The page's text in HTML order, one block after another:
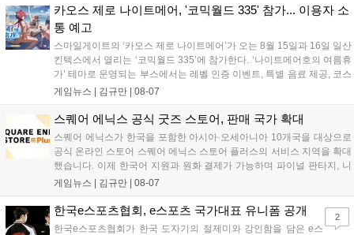
시지를 모집하며, 선정된 내용은 기념 영상 및 대형 전광판에 소
개될 예정입니다....
카오스 제로 나이트메어, '코믹월드 335' 참가... 이용자 소
통 예고
스마일게이트의 ‘카오스 제로 나이트메어’가 오는 8월 15일과 16일 일산
킨텍스에서 열리는 ‘코믹월드 335’에 참가한다. ‘나이트메어호의 여름휴
가’ 테마로 운영되는 부스에서는 레벨 인증 이벤트, 특별 음료 제공, 코스
프레 모델 포토존 등 다채로운 행사가 진행된다. 유명 코스어 7인이 캐릭
세한 정보는 공식 커뮤니티에서 확인 가능하다....
게임뉴스 | 김규만 | 08-07
스퀘어 에닉스 공식 굿즈 스토어, 판매 국가 확대
스퀘어 에닉스가 한국을 포함한 아시아·오세아니아 10개국을 대상으로
공식 온라인 스토어 스퀘어 에닉스 스토어 플러스의 서비스 지역을 확대
했습니다. 이제 한국어 지원과 원화 결제가 가능하며 파이널 판타지, 니
어 등 주요 게임의 피규어, 굿즈를 구매할 수 있습니다. 신상품이 순차적
용 가능합니다....
게임뉴스 | 김규만 | 08-07
한국e스포츠협회, e스포츠 국가대표 유니폼 공개
한국e스포츠협회가 한국 도자기의 절제미와 강인함을 담은 e스
2